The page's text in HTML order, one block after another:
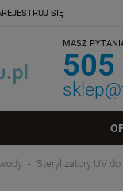
SIĘ
MASZ
505
Sterylizatory UV